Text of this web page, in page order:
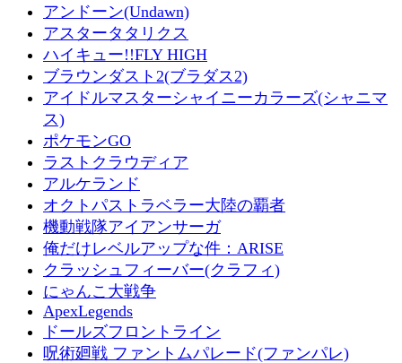
アンドーン(Undawn)
アスタータタリクス
ハイキュー!!FLY HIGH
ブラウンダスト2(ブラダス2)
アイドルマスターシャイニーカラーズ(シャニマ
ス)
ポケモンGO
ラストクラウディア
アルケランド
オクトパストラベラー大陸の覇者
機動戦隊アイアンサーガ
俺だけレベルアップな件：ARISE
クラッシュフィーバー(クラフィ)
にゃんこ大戦争
ApexLegends
ドールズフロントライン
呪術廻戦 ファントムパレード(ファンパレ)